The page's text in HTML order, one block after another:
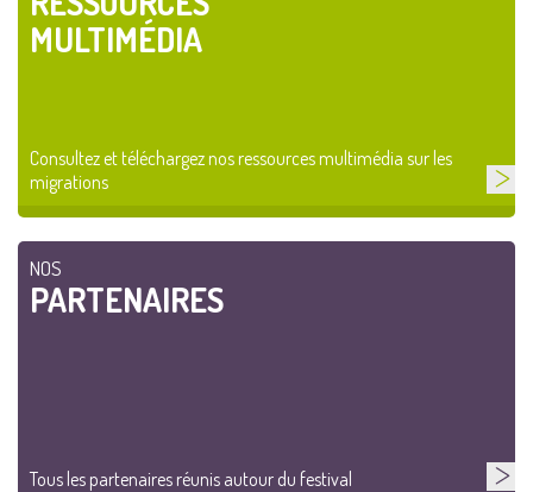
MULTIMÉDIA
Consultez et téléchargez nos ressources multimédia sur les
migrations
NOS
PARTENAIRES
Tous les partenaires réunis autour du festival